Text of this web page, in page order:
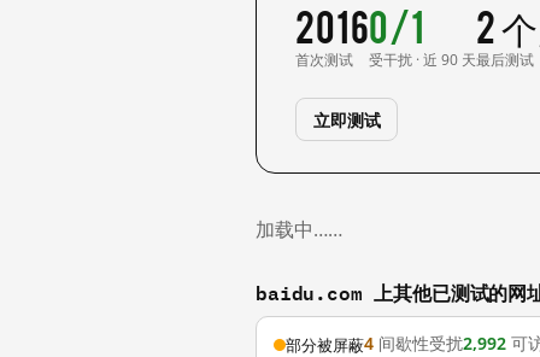
2016
首次测试
0/1
受干扰 · 近 90 天
2
最后测试
立即测试
加载中……
baidu.com 上其他已测试的网
部分被屏蔽4 间歇性受扰2,992 可